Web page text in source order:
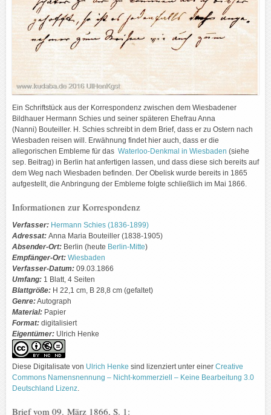
Ein Schriftstück aus der Korrespondenz zwischen dem Wiesbadener
Bildhauer Hermann Schies und seiner späteren Ehefrau Anna
(Nanni) Bouteiller. H. Schies schreibt in dem Brief, dass er zu Ostern nach
Wiesbaden reisen will. Erwähnung findet hier auch, dass er die
allegorischen Embleme für das Waterloo-Denkmal in Wiesbaden (siehe
sep. Beitrag) in Berlin hat anfertigen lassen, und dass diese sich bereits auf
dem Weg nach Wiesbaden befinden. Der Obelisk wurde bereits in 1865
aufgestellt, die Anbringung der Embleme folgte schließlich im Mai 1866.
Informationen zur Korrespondenz
Verfasser: Hermann Schies (1836-1899)
Adressat: Anna Maria Bouteiller (1838-1905)
Absender-Ort: Berlin (heute Berlin-Mitte)
Empfänger-Ort: Wiesbaden
Verfasser-Datum: 09.03.1866
Umfang: 1 Blatt, 4 Seiten
Blattgröße: H 22,1 cm, B 28,8 cm (gefaltet)
Genre:Autograph
Material: Papier
Format: digitalisiert
Eigentümer: Ulrich Henke
Diese Digitalisate von Ulrich Henke sind lizenziert unter einer Creative
Commons Namensnennung – Nicht-kommerziell – Keine Bearbeitung 3.0
Deutschland Lizenz
Brief vom 09. März 1866, S. 1: